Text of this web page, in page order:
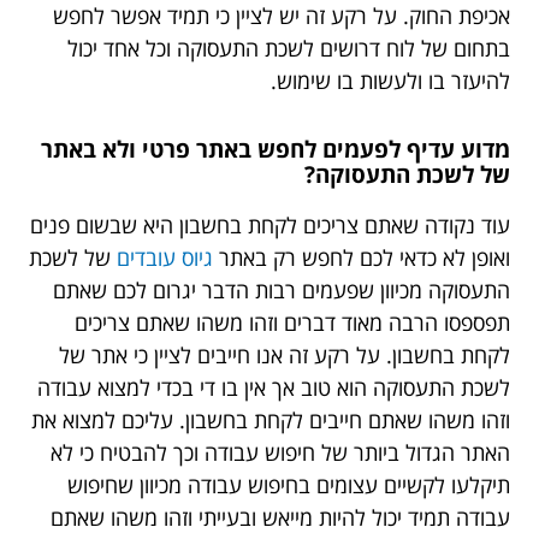
אכיפת החוק. על רקע זה יש לציין כי תמיד אפשר לחפש
בתחום של לוח דרושים לשכת התעסוקה וכל אחד יכול
להיעזר בו ולעשות בו שימוש.
מדוע עדיף לפעמים לחפש באתר פרטי ולא באתר
של לשכת התעסוקה?
עוד נקודה שאתם צריכים לקחת בחשבון היא שבשום פנים
ואופן לא כדאי לכם לחפש רק באתר גיוס עובדים של לשכת
התעסוקה מכיוון שפעמים רבות הדבר יגרום לכם שאתם
תפספסו הרבה מאוד דברים וזהו משהו שאתם צריכים
לקחת בחשבון. על רקע זה אנו חייבים לציין כי אתר של
לשכת התעסוקה הוא טוב אך אין בו די בכדי למצוא עבודה
וזהו משהו שאתם חייבים לקחת בחשבון. עליכם למצוא את
האתר הגדול ביותר של חיפוש עבודה וכך להבטיח כי לא
תיקלעו לקשיים עצומים בחיפוש עבודה מכיוון שחיפוש
עבודה תמיד יכול להיות מייאש ובעייתי וזהו משהו שאתם